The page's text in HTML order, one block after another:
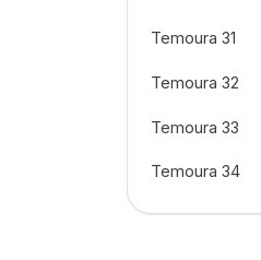
Temoura 31
Temoura 32
Temoura 33
Temoura 34